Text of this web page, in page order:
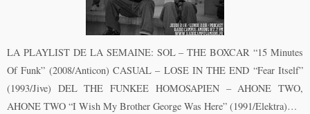
LA PLAYLIST DE LA SEMAINE: SOL – THE BOXCAR “15 Minutes
Of Funk” (2008/Anticon) CASUAL – LOSE IN THE END “Fear Itself”
(1993/Jive) DEL THE FUNKEE HOMOSAPIEN – AHONE TWO,
AHONE TWO “I Wish My Brother George Was Here” (1991/Elektra)…